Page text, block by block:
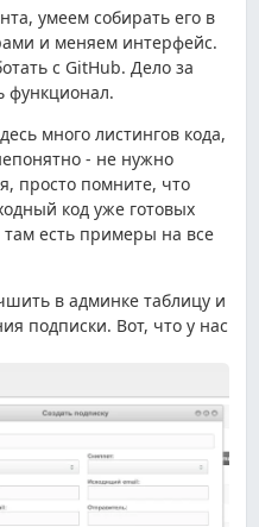
умеем собирать его в
и меняем интерфейс.
с GitHub. Дело за
функционал.
много листингов кода,
- не нужно
просто помните, что
код уже готовых
есть примеры на все
в админке таблицу и
подписки. Вот, что у нас